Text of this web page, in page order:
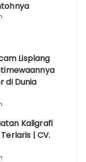
Lisplang
di Dunia
Kaligrafi
| CV.